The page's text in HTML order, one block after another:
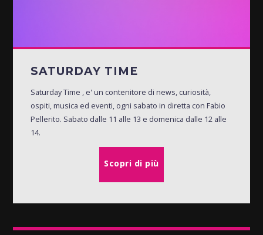
SATURDAY TIME
Saturday Time , e' un contenitore di news, curiosità,
ospiti, musica ed eventi, ogni sabato in diretta con Fabio
Pellerito. Sabato dalle 11 alle 13 e domenica dalle 12 alle
14.
Scopri di più